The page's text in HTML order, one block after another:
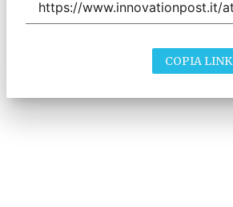
COPIA LINK